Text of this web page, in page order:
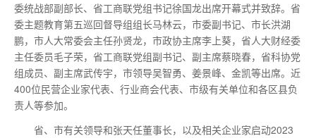
委统战部副部长、省工商联党组书记徐国龙出席开幕式并致辞。省
委主题教育第五巡回督导组组长马林云，市委副书记、市长洪湖
鹏，市人大常委会主任孙贤龙，市政协主席李上葵，省人大财经委
主任委员毛子荣，省工商联党组副书记、副主席蔡晓春，省科协党
组成员、副主席武传宇，市领导吴智勇、姜景峰、金凯等出席。近
400位民营企业家代表、行业商会代表、市级有关单位和各区县负
责人等参加。
省、市有关领导和张天任董事长，以及相关企业家启动2023